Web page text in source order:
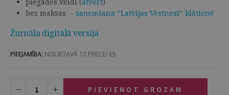
piegādes veidi (atvērt)
bez maksas – saņemšana ”Latvijas Vēstnesī” klātienē
Žurnāla digitālā versija
PIEEJAMĪBA: NOLIKTAVĀ 10 PRECE/-ES
PIEVIENOT GROZAM